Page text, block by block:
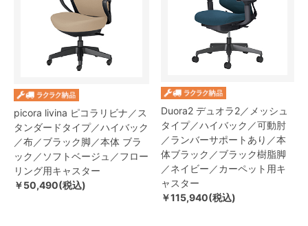
picora livina ピコラリビナ／ス
タンダードタイプ／ハイバック
／布／ブラック脚／本体 ブラ
ック／ソフトベージュ／フロー
リング用キャスター
￥50,490(税込)
Duora2 デュオラ2／メッシュ
タイプ／ハイバック／可動肘
／ランバーサポートあり／本
体ブラック／ブラック樹脂脚
／ネイビー／カーペット用キ
ャスター
￥115,940(税込)